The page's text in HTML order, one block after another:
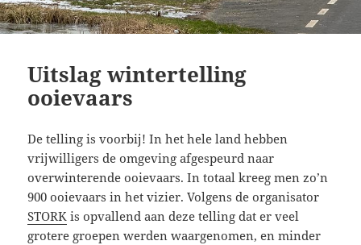
Uitslag wintertelling
ooievaars
De telling is voorbij! In het hele land hebben
vrijwilligers de omgeving afgespeurd naar
overwinterende ooievaars. In totaal kreeg men zo’n
900 ooievaars in het vizier. Volgens de organisator
STORK is opvallend aan deze telling dat er veel
grotere groepen werden waargenomen, en minder